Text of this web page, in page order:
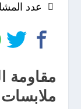
عدد
مقاومة